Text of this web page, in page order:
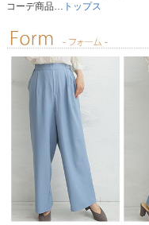
コーデ商品… トップス